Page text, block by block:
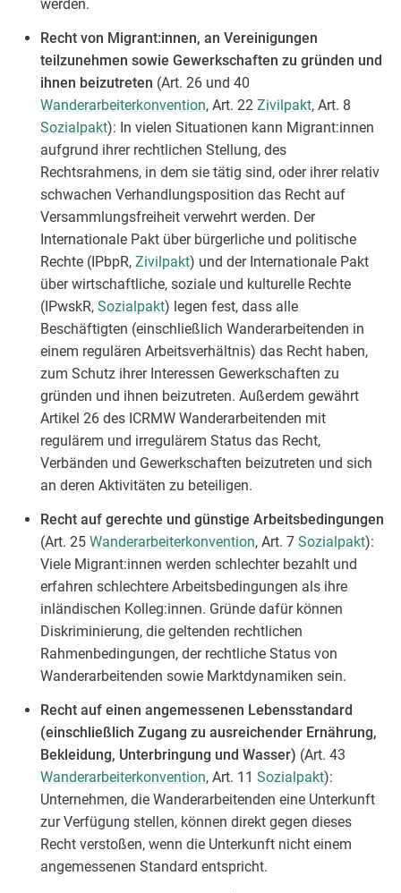
werden.
Recht von Migrant:innen, an Vereinigungen
teilzunehmen sowie Gewerkschaften zu gründen und
ihnen beizutreten (Art. 26 und 40
Wanderarbeiterkonvention, Art. 22 Zivilpakt, Art. 8
Sozialpakt): In vielen Situationen kann Migrant:innen
aufgrund ihrer rechtlichen Stellung, des
Rechtsrahmens, in dem sie tätig sind, oder ihrer relativ
schwachen Verhandlungsposition das Recht auf
Versammlungsfreiheit verwehrt werden. Der
Internationale Pakt über bürgerliche und politische
Rechte (IPbpR, Zivilpakt) und der Internationale Pakt
über wirtschaftliche, soziale und kulturelle Rechte
(IPwskR, Sozialpakt) legen fest, dass alle
Beschäftigten (einschließlich Wanderarbeitenden in
einem regulären Arbeitsverhältnis) das Recht haben,
zum Schutz ihrer Interessen Gewerkschaften zu
gründen und ihnen beizutreten. Außerdem gewährt
Artikel 26 des ICRMW Wanderarbeitenden mit
regulärem und irregulärem Status das Recht,
Verbänden und Gewerkschaften beizutreten und sich
an deren Aktivitäten zu beteiligen.
Recht auf gerechte und günstige Arbeitsbedingungen
(Art. 25 Wanderarbeiterkonvention, Art. 7 Sozialpakt):
Viele Migrant:innen werden schlechter bezahlt und
erfahren schlechtere Arbeitsbedingungen als ihre
inländischen Kolleg:innen. Gründe dafür können
Diskriminierung, die geltenden rechtlichen
Rahmenbedingungen, der rechtliche Status von
Wanderarbeitenden sowie Marktdynamiken sein.
Recht auf einen angemessenen Lebensstandard
(einschließlich Zugang zu ausreichender Ernährung,
Bekleidung, Unterbringung und Wasser) (Art. 43
Wanderarbeiterkonvention, Art. 11 Sozialpakt):
Unternehmen, die Wanderarbeitenden eine Unterkunft
zur Verfügung stellen, können direkt gegen dieses
Recht verstoßen, wenn die Unterkunft nicht einem
angemessenen Standard entspricht.